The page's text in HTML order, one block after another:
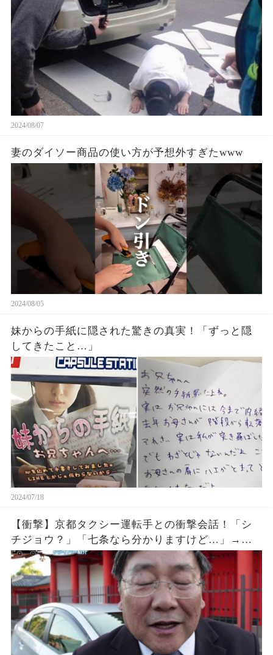
2024/08/07
妻のダイソー商品の使い方が予想外すぎたwww
2024/08/05
妹からの手紙に隠された驚きの真実！「ずっと隠
してきたこと…」
2024/07/18
【衝撃】京都タクシー運転手との衝撃会話！「シ
チジョウ？」「七条なら分かりますけど…」→結
果